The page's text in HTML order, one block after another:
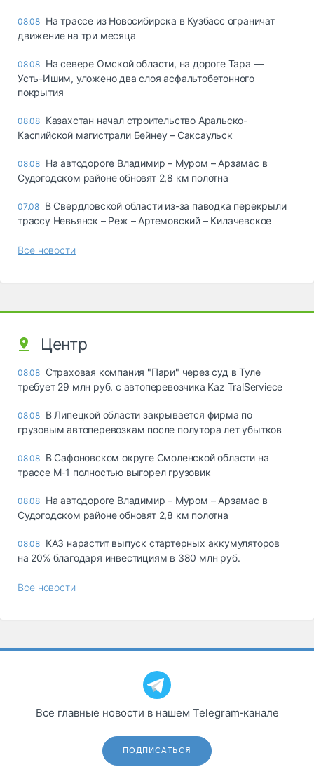
08.08 На трассе из Новосибирска в Кузбасс ограничат
движение на три месяца
08.08 На севере Омской области, на дороге Тара —
Усть-Ишим, уложено два слоя асфальтобетонного
покрытия
08.08 Казахстан начал строительство Аральско-
Каспийской магистрали Бейнеу – Саксаульск
08.08 На автодороге Владимир – Муром – Арзамас в
Судогодском районе обновят 2,8 км полотна
07.08 В Свердловской области из-за паводка перекрыли
трассу Невьянск – Реж – Артемовский – Килачевское
Все новости
Центр
08.08 Страховая компания "Пари" через суд в Туле
требует 29 млн руб. с автоперевозчика Kaz TralServiece
08.08 В Липецкой области закрывается фирма по
грузовым автоперевозкам после полутора лет убытков
08.08 В Сафоновском округе Смоленской области на
трассе М-1 полностью выгорел грузовик
08.08 На автодороге Владимир – Муром – Арзамас в
Судогодском районе обновят 2,8 км полотна
08.08 КАЗ нарастит выпуск стартерных аккумуляторов
на 20% благодаря инвестициям в 380 млн руб.
Все новости
Все главные новости в нашем Telegram‑канале
ПОДПИСАТЬСЯ